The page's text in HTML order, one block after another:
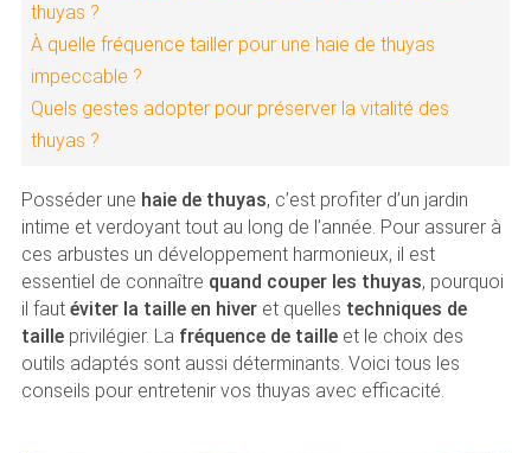
thuyas ?
À quelle fréquence tailler pour une haie de thuyas
impeccable ?
Quels gestes adopter pour préserver la vitalité des
thuyas ?
Posséder une haie de thuyas, c’est profiter d’un jardin
intime et verdoyant tout au long de l’année. Pour assurer à
ces arbustes un développement harmonieux, il est
essentiel de connaître quand couper les thuyas, pourquoi
il faut éviter la taille en hiveret quelles techniques de
tailleprivilégier. La fréquence de tailleet le choix des
outils adaptés sont aussi déterminants. Voici tous les
conseils pour entretenir vos thuyas avec efficacité.